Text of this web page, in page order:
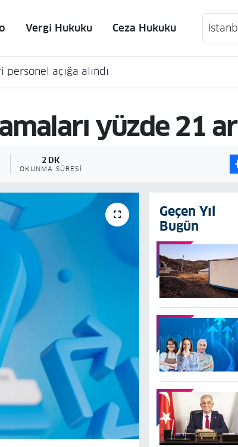
Vergi Hukuku Ceza Hukuku
açığa alındı
yüzde 21
2 DK
OKUNMA SÜRESI
Geçen Yıl
Bugün